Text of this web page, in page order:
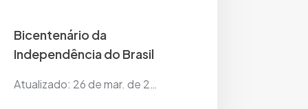
Bicentenário da
Independência do Brasil
Atualizado: 26 de mar. de 2…